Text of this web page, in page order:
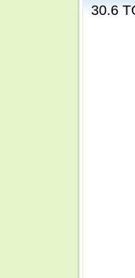
30.6